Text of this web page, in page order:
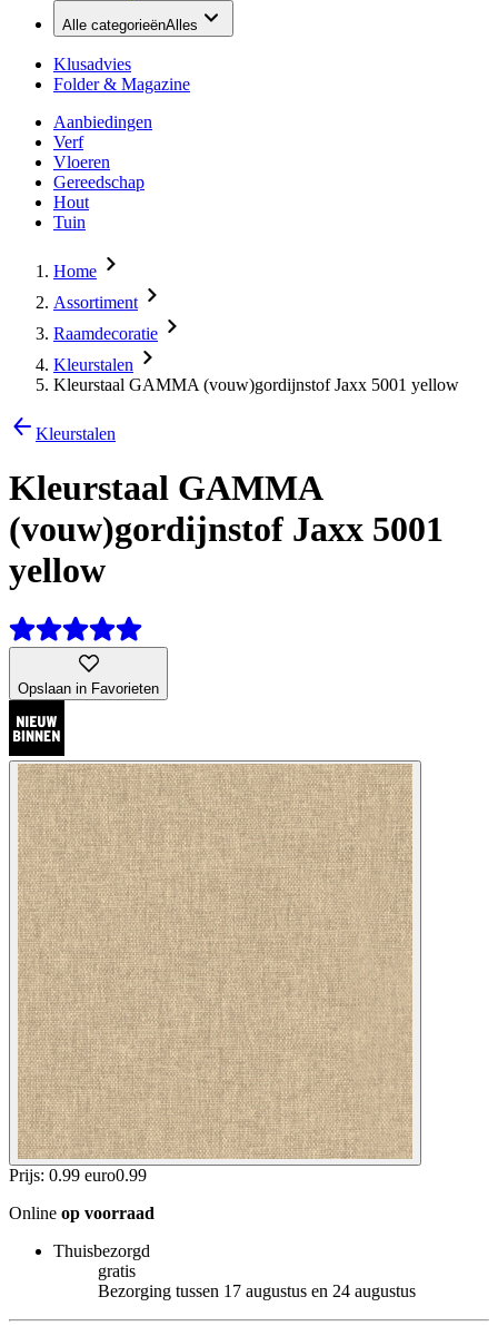
Alle categorieënAlles
Klusadvies
Folder & Magazine
Aanbiedingen
Verf
Vloeren
Gereedschap
Hout
Tuin
Home
Assortiment
Raamdecoratie
Kleurstalen
Kleurstaal GAMMA (vouw)gordijnstof Jaxx 5001 yellow
Kleurstalen
Kleurstaal GAMMA
(vouw)gordijnstof Jaxx 5001
yellow
Opslaan in Favorieten
Prijs: 0.99 euro0.99
Online op voorraad
Thuisbezorgd
gratis
Bezorging tussen 17 augustus en 24 augustus